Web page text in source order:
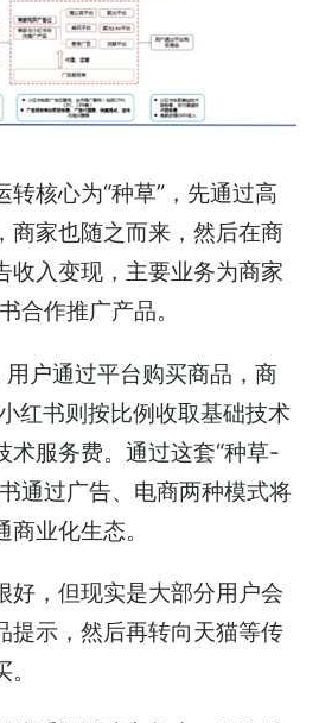
核心为“种草”，先通过高
商家也随之而来，然后在商
收入变现，主要业务为商家
合作推广产品。
用户通过平台购买商品，商
红书则按比例收取基础技术
术服务费。通过这套“种草-
通过广告、电商两种模式将
业化生态。
好，但现实是大部分用户会
提示，然后再转向天猫等传